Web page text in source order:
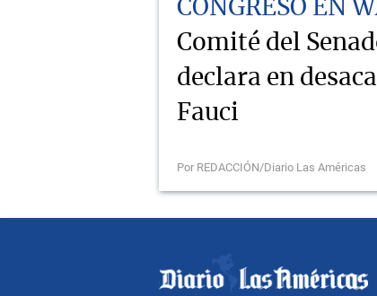
CONGRESO EN
Comité del
declara en
Fauci
Por REDACCIÓN/Diario Las Américas